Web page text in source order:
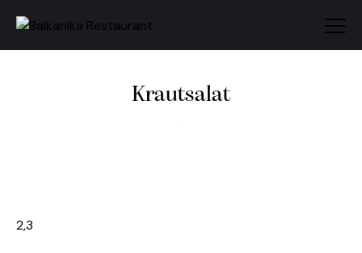
Krautsalat
2,3